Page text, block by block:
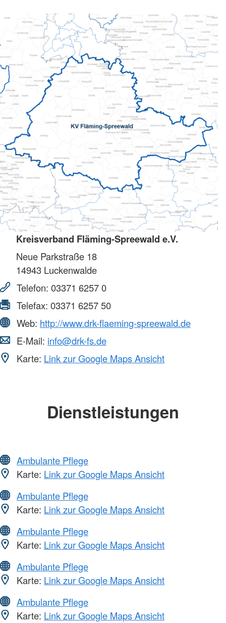
Kreisverband Fläming-Spreewald e.V.
Neue Parkstraße 18
14943 Luckenwalde
Telefon: 03371 6257 0
Telefax: 03371 6257 50
Web: http://www.drk-flaeming-spreewald.de
E-Mail: info@drk-fs.de
Karte: Link zur Google Maps Ansicht
Dienstleistungen
Ambulante Pflege
Karte: Link zur Google Maps Ansicht
Ambulante Pflege
Karte: Link zur Google Maps Ansicht
Ambulante Pflege
Karte: Link zur Google Maps Ansicht
Ambulante Pflege
Karte: Link zur Google Maps Ansicht
Ambulante Pflege
Karte: Link zur Google Maps Ansicht